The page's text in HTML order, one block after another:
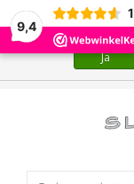
9,4Wij slaan cookies
Ja